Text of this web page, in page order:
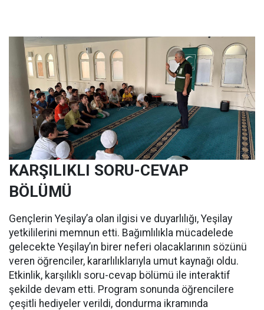
KARŞILIKLI SORU-CEVAP
BÖLÜMÜ
Gençlerin Yeşilay’a olan ilgisi ve duyarlılığı, Yeşilay
yetkililerini memnun etti. Bağımlılıkla mücadelede
gelecekte Yeşilay’ın birer neferi olacaklarının sözünü
veren öğrenciler, kararlılıklarıyla umut kaynağı oldu.
Etkinlik, karşılıklı soru-cevap bölümü ile interaktif
şekilde devam etti. Program sonunda öğrencilere
çeşitli hediyeler verildi, dondurma ikramında